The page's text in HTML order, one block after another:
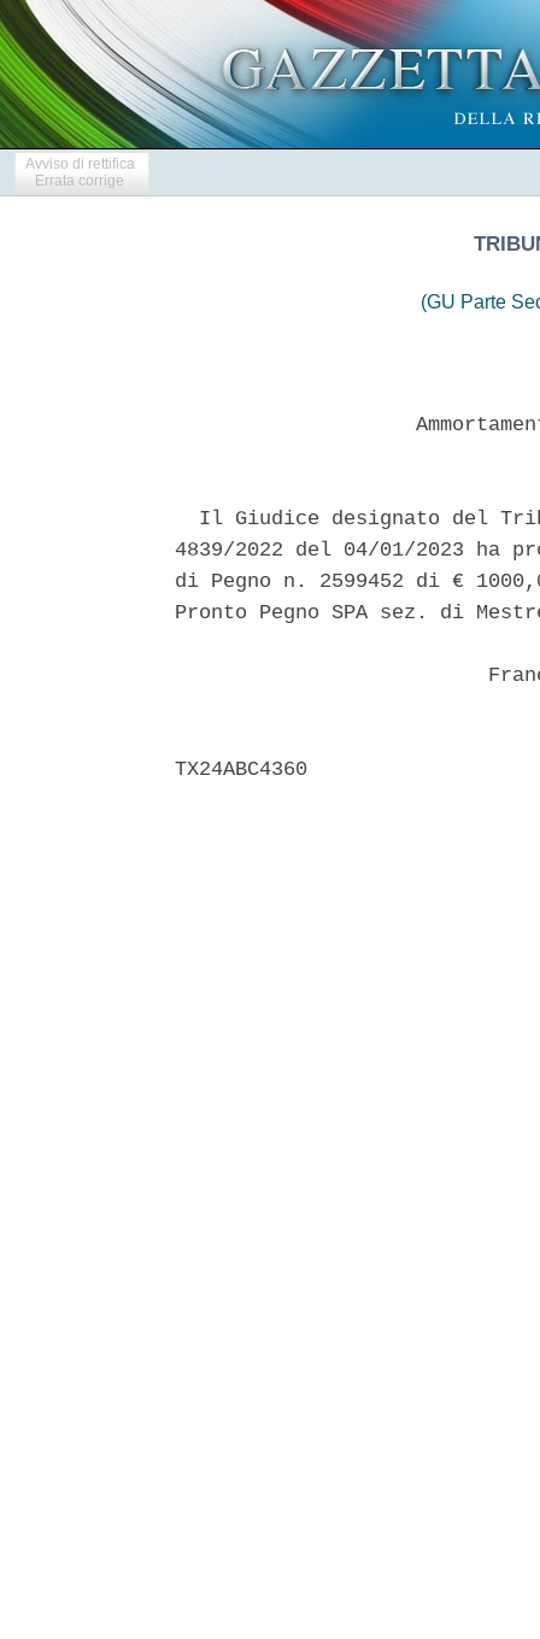
Avviso di rettifica
Errata corrige
(GU Parte
Il Giudice designato del
4839/2022 del 04/01/2023
di Pegno n. 2599452 di €
Pronto Pegno SPA sez. di